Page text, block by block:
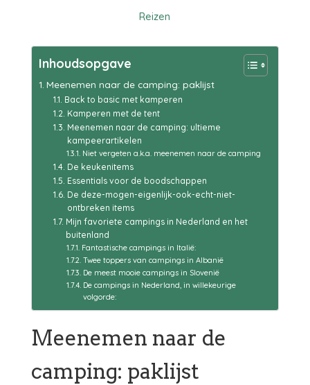
Reizen
Inhoudsopgave
Meenemen naar de camping: paklijst
Back to basic met kamperen
Kamperen met de tent
Meenemen naar de camping: ultieme
kampeerartikelen
Niet vergeten a.k.a. meenemen naar de camping
De keukenitems
Essentials voor de boodschappen
De deze-mogen-eigenlijk-ook-echt-niet-
ontbreken items
Mijn favoriete campings in Nederland en het
buitenland
Fantastische campings in Italië:
Twee toppers van campings in Albanië
De meest mooie campings in Slovenië
De campings in Nederland, in willekeurige
volgorde:
Meenemen naar de
camping: paklijst